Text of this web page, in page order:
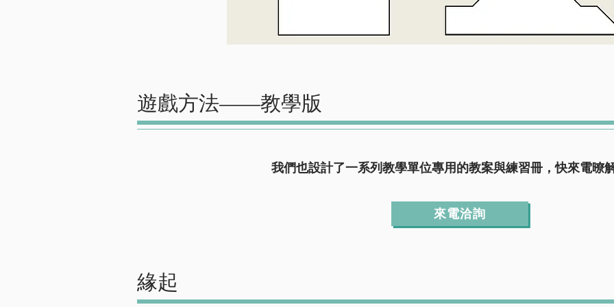
遊戲方法——教學版
我們也設計了一系列教學單位專用的教案與練習冊，快來電暸
來電洽詢
​緣起